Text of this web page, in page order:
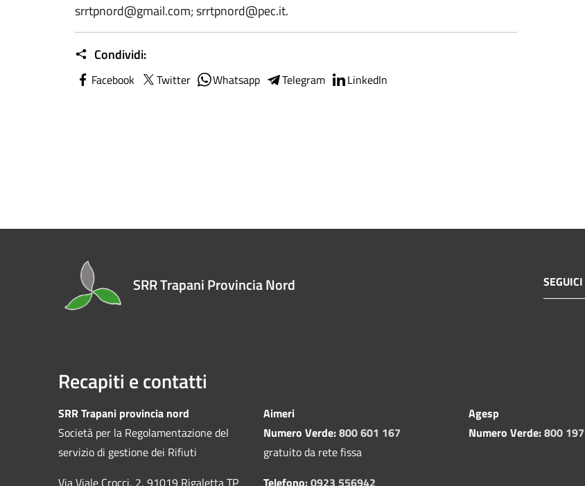
srrtpnord@gmail.com; srrtpnord@pec.it.
Condividi:
Facebook Twitter Whatsapp Telegram LinkedIn
SRR Trapani Provincia Nord
Recapiti e contatti
SRR Trapani provincia nord
Società per la Regolamentazione del
servizio di gestione dei Rifiuti
Via Viale Crocci, 2, 91019 Rigaletta TP
Aimeri
Numero Verde:800 601 167
gratuito da rete fissa
Telefono:0923 556942
Agesp
Numero Verde:800